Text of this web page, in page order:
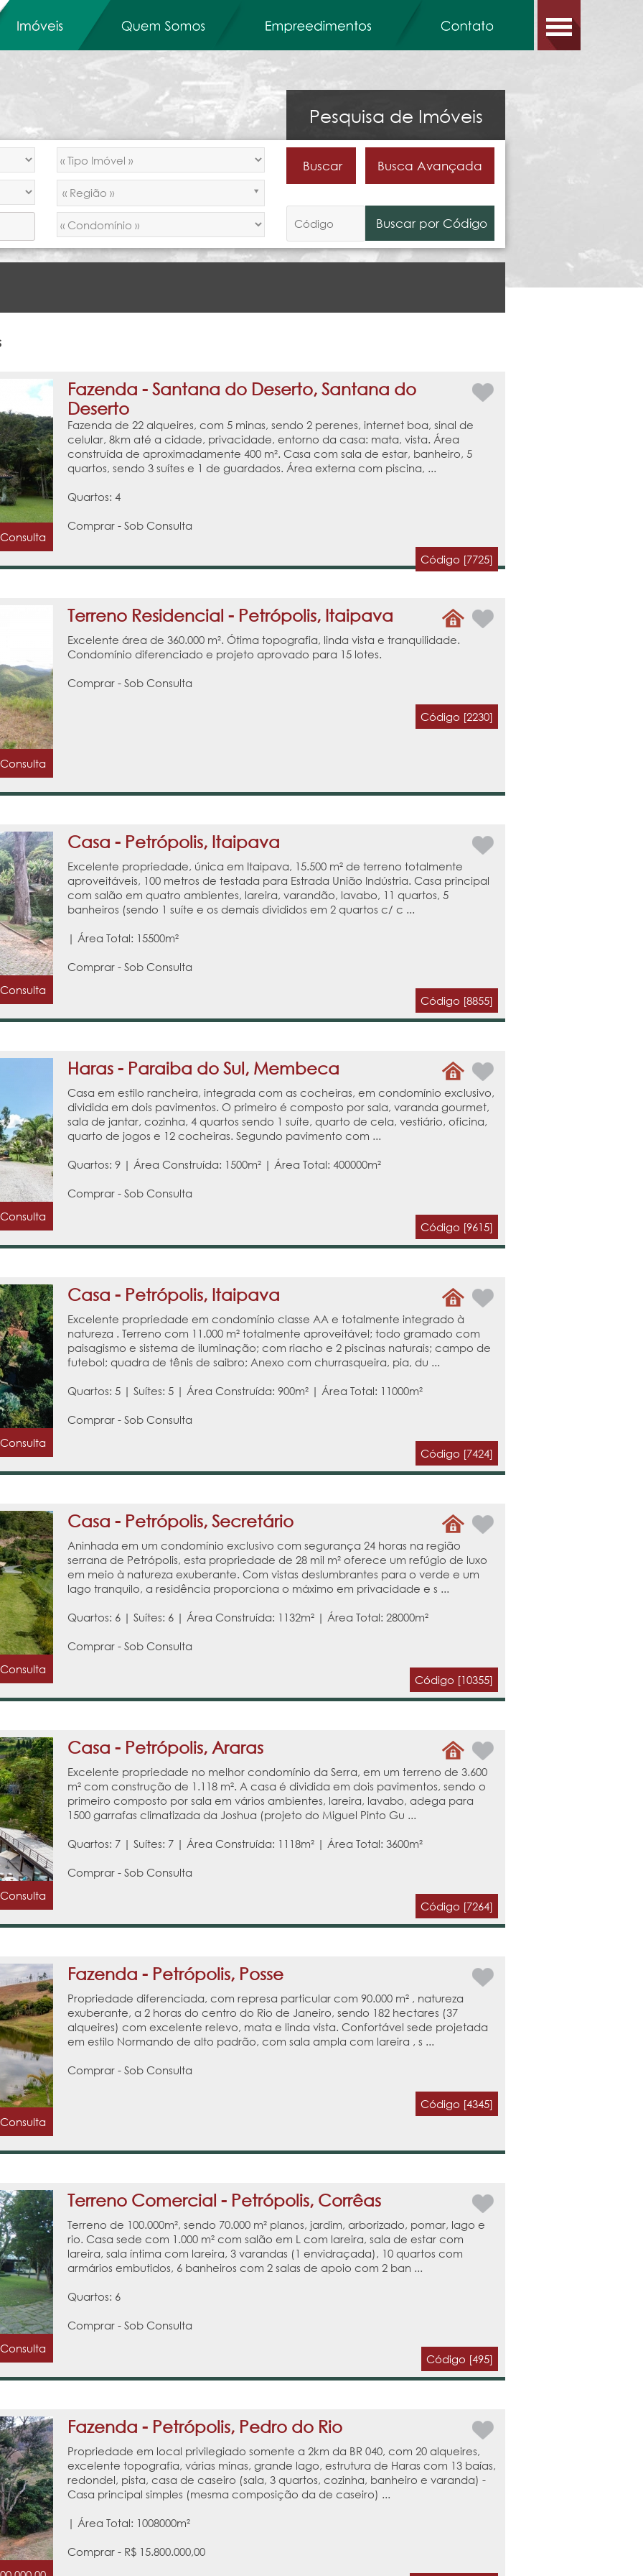
Pesquisa de Imóveis
« Região »
Busca Avançada
Fazenda - Santana do Deserto, Santana do
Deserto
Fazenda de 22 alqueires, com 5 minas, sendo 2 perenes, internet boa, sinal de
celular, 8km até a cidade, privacidade, entorno da casa: mata, vista. Área
construída de aproximadamente 400 m². Casa com sala de estar, banheiro, 5
quartos, sendo 3 suítes e 1 de guardados. Área externa com piscina, ...
Quartos: 4
Comprar - Sob Consulta
Código [7725]
Terreno Residencial - Petrópolis, Itaipava
Excelente área de 360.000 m². Ótima topografia, linda vista e tranquilidade.
Condomínio diferenciado e projeto aprovado para 15 lotes.
Comprar - Sob Consulta
Código [2230]
Casa - Petrópolis, Itaipava
Excelente propriedade, única em Itaipava, 15.500 m² de terreno totalmente
aproveitáveis, 100 metros de testada para Estrada União Indústria. Casa principal
com salão em quatro ambientes, lareira, varandão, lavabo, 11 quartos, 5
banheiros (sendo 1 suíte e os demais divididos em 2 quartos c/ c ...
| Área Total: 15500m²
Comprar - Sob Consulta
Código [8855]
Haras - Paraiba do Sul, Membeca
Casa em estilo rancheira, integrada com as cocheiras, em condomínio exclusivo,
dividida em dois pavimentos. O primeiro é composto por sala, varanda gourmet,
sala de jantar, cozinha, 4 quartos sendo 1 suíte, quarto de cela, vestiário, oficina,
quarto de jogos e 12 cocheiras. Segundo pavimento com ...
Quartos: 9 | Área Construída: 1500m² | Área Total: 400000m²
Comprar - Sob Consulta
Código [9615]
Casa - Petrópolis, Itaipava
Excelente propriedade em condomínio classe AA e totalmente integrado à
natureza . Terreno com 11.000 m² totalmente aproveitável; todo gramado com
paisagismo e sistema de iluminação; com riacho e 2 piscinas naturais; campo de
futebol; quadra de tênis de saibro; Anexo com churrasqueira, pia, du ...
Quartos: 5 | Suítes: 5 | Área Construída: 900m² | Área Total: 11000m²
Comprar - Sob Consulta
Código [7424]
Casa - Petrópolis, Secretário
Aninhada em um condomínio exclusivo com segurança 24 horas na região
serrana de Petrópolis, esta propriedade de 28 mil m² oferece um refúgio de luxo
em meio à natureza exuberante. Com vistas deslumbrantes para o verde e um
lago tranquilo, a residência proporciona o máximo em privacidade e s ...
Quartos: 6 | Suítes: 6 | Área Construída: 1132m² | Área Total: 28000m²
Comprar - Sob Consulta
Código [10355]
Casa - Petrópolis, Araras
Excelente propriedade no melhor condomínio da Serra, em um terreno de 3.600
m² com construção de 1.118 m². A casa é dividida em dois pavimentos, sendo o
primeiro composto por sala em vários ambientes, lareira, lavabo, adega para
1500 garrafas climatizada da Joshua (projeto do Miguel Pinto Gu ...
Quartos: 7 | Suítes: 7 | Área Construída: 1118m² | Área Total: 3600m²
Comprar - Sob Consulta
Código [7264]
Fazenda - Petrópolis, Posse
Propriedade diferenciada, com represa particular com 90.000 m² , natureza
exuberante, a 2 horas do centro do Rio de Janeiro, sendo 182 hectares (37
alqueires) com excelente relevo, mata e linda vista. Confortável sede projetada
em estilo Normando de alto padrão, com sala ampla com lareira , s ...
Comprar - Sob Consulta
Código [4345]
Terreno Comercial - Petrópolis, Corrêas
Terreno de 100.000m², sendo 70.000 m² planos, jardim, arborizado, pomar, lago e
rio. Casa sede com 1.000 m² com salão em L com lareira, sala de estar com
lareira, sala íntima com lareira, 3 varandas (1 envidraçada), 10 quartos com
armários embutidos, 6 banheiros com 2 salas de apoio com 2 ban ...
Quartos: 6
Comprar - Sob Consulta
Código [495]
Fazenda - Petrópolis, Pedro do Rio
Propriedade em local privilegiado somente a 2km da BR 040, com 20 alqueires,
excelente topografia, várias minas, grande lago, estrutura de Haras com 13 baías,
redondel, pista, casa de caseiro (sala, 3 quartos, cozinha, banheiro e varanda) -
Casa principal simples (mesma composição da de caseiro) ...
| Área Total: 1008000m²
Comprar - R$ 15.800.000,00